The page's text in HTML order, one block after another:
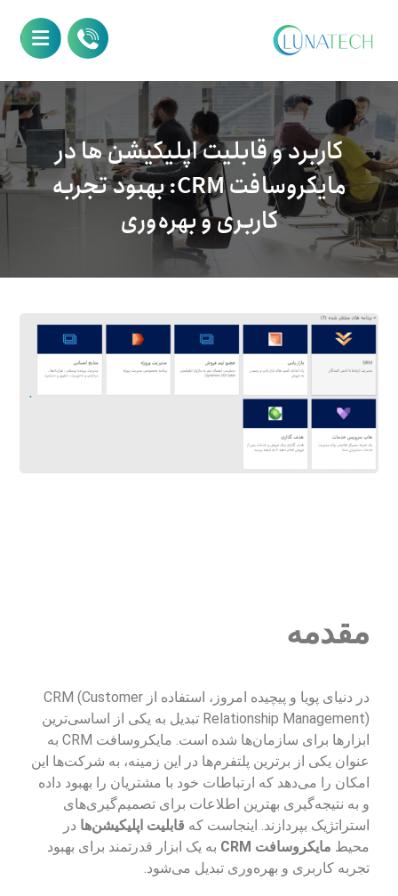
کاربرد و قابلیت اپلیکیشن ها در
مایکروسافت CRM: بهبود تجربه
کاربری و بهره‌وری
مقدمه
در دنیای پویا و پیچیده امروز، استفاده از CRM (Customer
Relationship Management) تبدیل به یکی از اساسی‌ترین
ابزارها برای سازمان‌ها شده است. مایکروسافت CRM به
عنوان یکی از برترین پلتفرم‌ها در این زمینه، به شرکت‌ها این
امکان را می‌دهد که ارتباطات خود با مشتریان را بهبود داده
و به نتیجه‌گیری بهترین اطلاعات برای تصمیم‌گیری‌های
استراتژیک بپردازند. اینجاست که قابلیت اپلیکیشن‌ها در
محیط مایکروسافت CRM
به یک ابزار قدرتمند برای بهبود
تجربه کاربری و بهره‌وری تبدیل می‌شود.